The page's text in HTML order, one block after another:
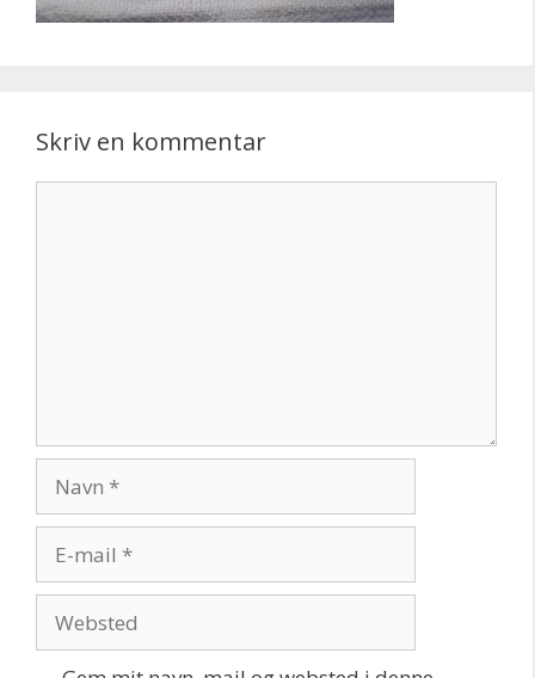
Skriv en kommentar
mail